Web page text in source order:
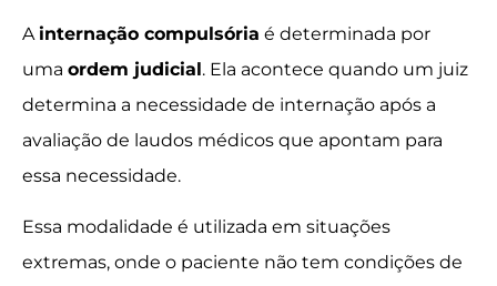
Ainternação compulsória é determinada por
uma ordem judicial. Ela acontece quando um juiz
determina a necessidade de internação após a
avaliação de laudos médicos que apontam para
essa necessidade.
Essa modalidade é utilizada em situações
extremas, onde o paciente não tem condições de